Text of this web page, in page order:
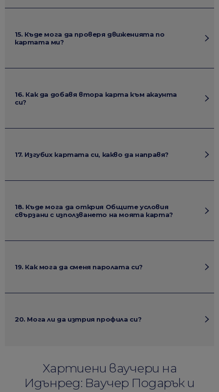
15. Къде мога да проверя движенията по
картата ми?
16. Как да добавя втора карта към акаунта
си?
17. Изгубих картата си, какво да направя?
18. Къде мога да открия Общите условия
свързани с използването на моята карта?
19. Как мога да сменя паролата си?
20. Мога ли да изтрия профила си?
Хартиени ваучери на
Идънред: Ваучер Подарък и